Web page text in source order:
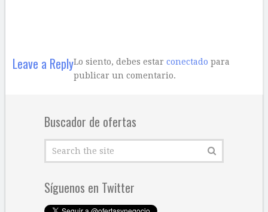
Leave a ReplyLo siento, debes estar conectado para
publicar un comentario.
Buscador de ofertas
Síguenos en Twitter